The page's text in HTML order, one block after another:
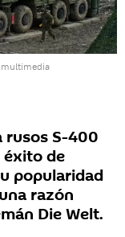
rusos S-400
éxito de
popularidad
razón
Die Welt.